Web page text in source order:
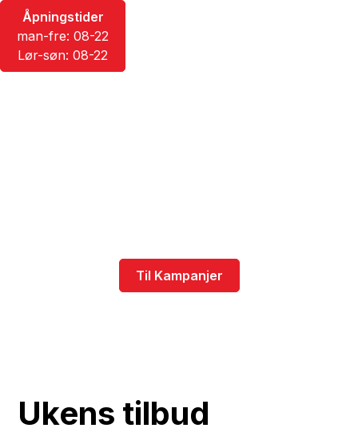
Åpningstider
man-fre: 08-22
Lør-søn: 08-22Hypermat
Til Kampanjer
Ukens tilbud